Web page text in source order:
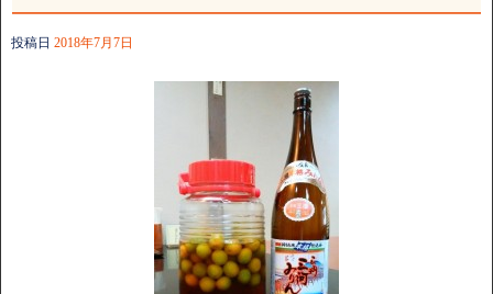
投稿日 2018年7月7日